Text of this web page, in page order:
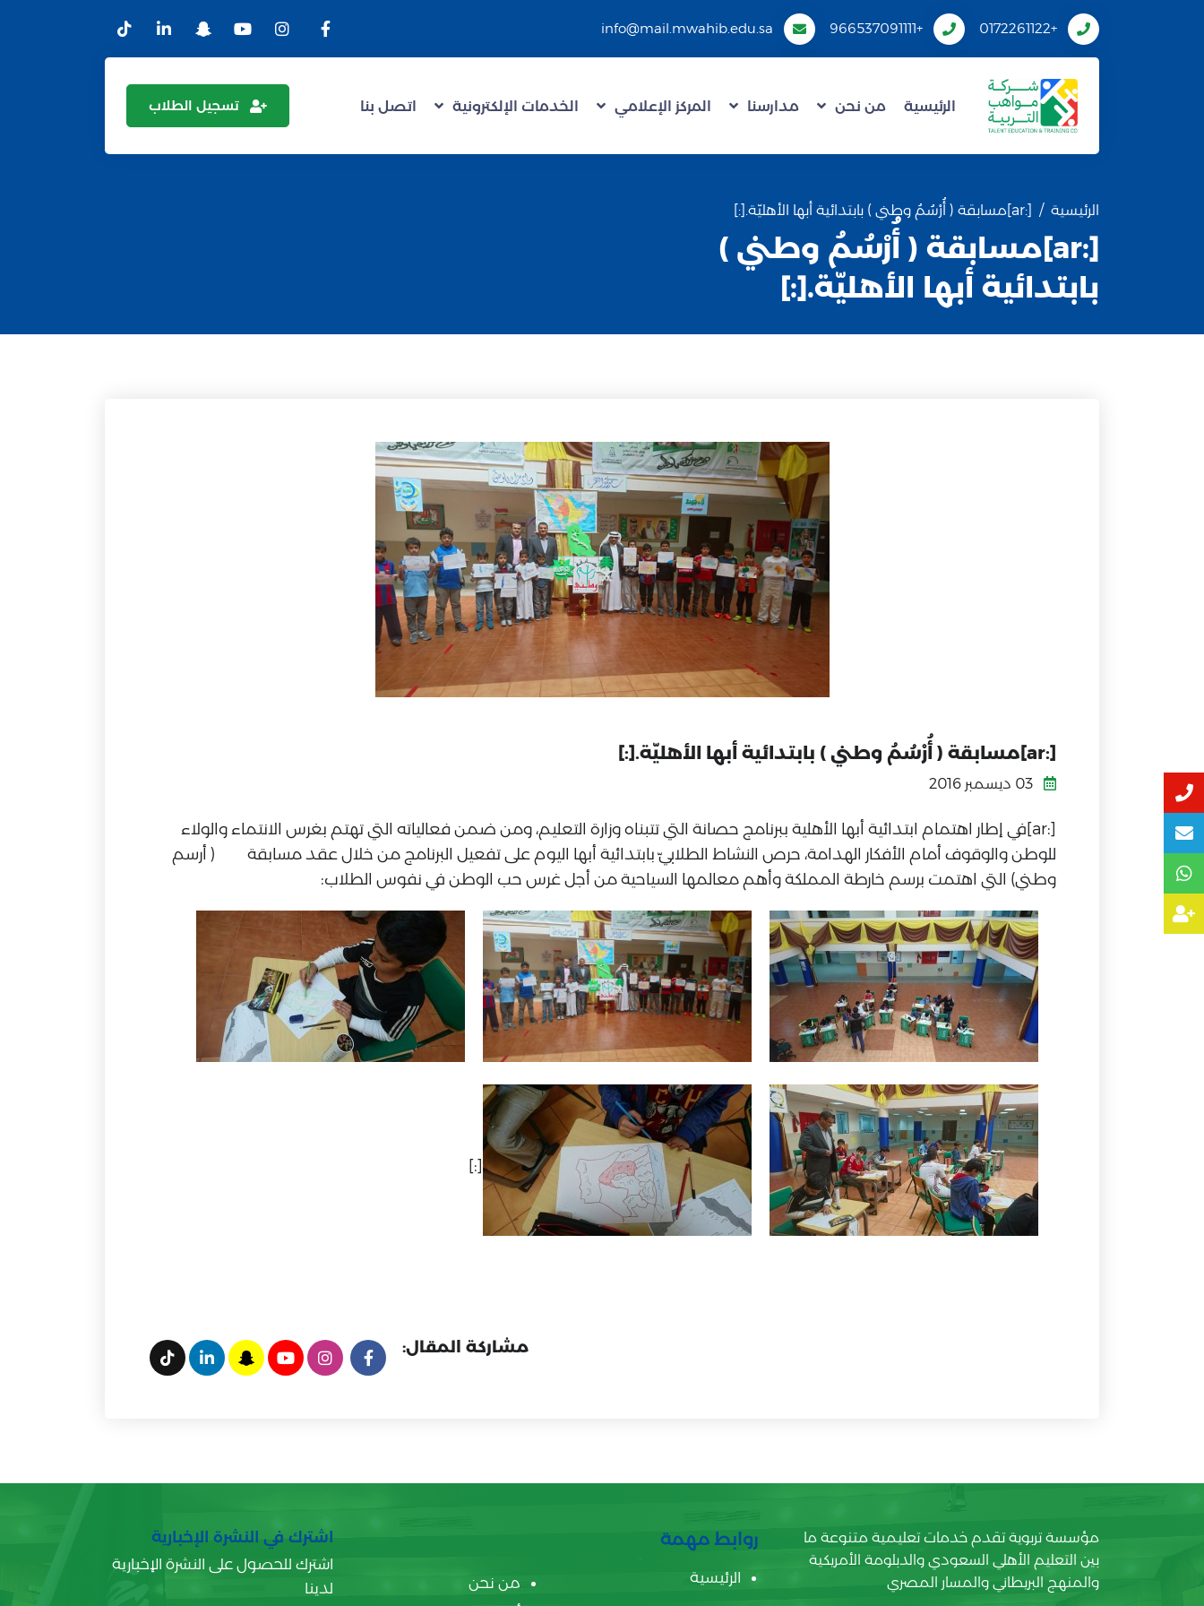
+0172261122
+966537091111
info@mail.mwahib.edu.sa
الرئيسية من نحن مدارسنا المركز الإعلامي الخدمات الإلكترونية اتصل بنا تسجيل الطلاب
الرئيسية [:ar]مسابقة ( أُرْسُمُ وطني ) بابتدائية أبها الأهليّة.[:]
[:ar]مسابقة ( أُرْسُمُ وطني )
بابتدائية أبها الأهليّة.[:]
[:ar]مسابقة ( أُرْسُمُ وطني ) بابتدائية أبها الأهليّة.[:]
[:ar]في إطار اهتمام ابتدائية أبها الأهلية ببرنامج حصانة التي تتبناه وزارة التعليم، ومن ضمن فعالياته التي تهتم بغرس الانتماء والولاء
للوطن والوقوف أمام الأفكار الهدامة، حرص النشاط الطلابيّ بابتدائية أبها اليوم على تفعيل البرنامج من خلال عقد مسابقة ( أرسم
وطني) التي اهتمت برسم خارطة المملكة وأهم معالمها السياحية من أجل غرس حب الوطن في نفوس الطلاب:
[:]
مشاركة المقال:
مؤسسة تربوية تقدم خدمات تعليمية متنوعة ما
بين التعليم الأهلي السعودي والدبلومة الأمريكية
والمنهج البريطاني والمسار المصري
روابط مهمة
الرئيسية
من نحن
اشترك في النشرة الإخبارية
اشترك للحصول على النشرة الإخبارية
لدينا